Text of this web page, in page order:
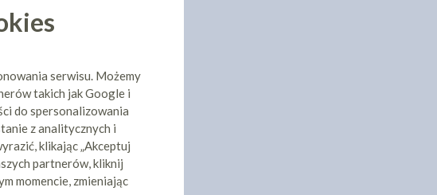
serwisu. Możemy
takich jak Google i
do spersonalizowania
z analitycznych i
klikając „Akceptuj
partnerów, kliknij
momencie, zmieniając